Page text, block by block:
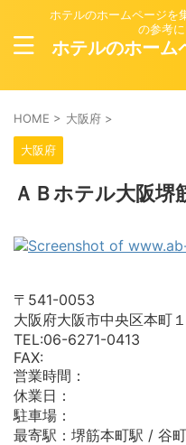
ホテルのホームページを
の参考に
ホテルのホーム
HOME > 大阪府 >
大阪府
ＡＢホテル大阪堺
〒541-0053
大阪府大阪市中央区本町
TEL:06-6271-0413
FAX:
営業時間：
休業日：
駐車場：
最寄駅：堺筋本町駅 / 谷